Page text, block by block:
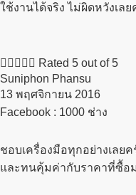
ใช้งานได้จริง ไม่ผิดหวังเลย
     Rated 5 out of 5
Suniphon Phansu
13 พฤศจิกายน 2016​
Facebook : 1000 ช่าง
ชอบเครื่องมือทุกอย่างเลย
และทนคุ้มค่ากับราคาที่ซื้อ